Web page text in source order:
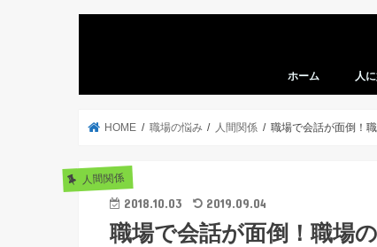
ホーム 人
HOME 職場の悩み 人間関係 職場で会話が面倒！
人間関係
2018.10.03 2019.09.04
職場で会話が面倒！職場